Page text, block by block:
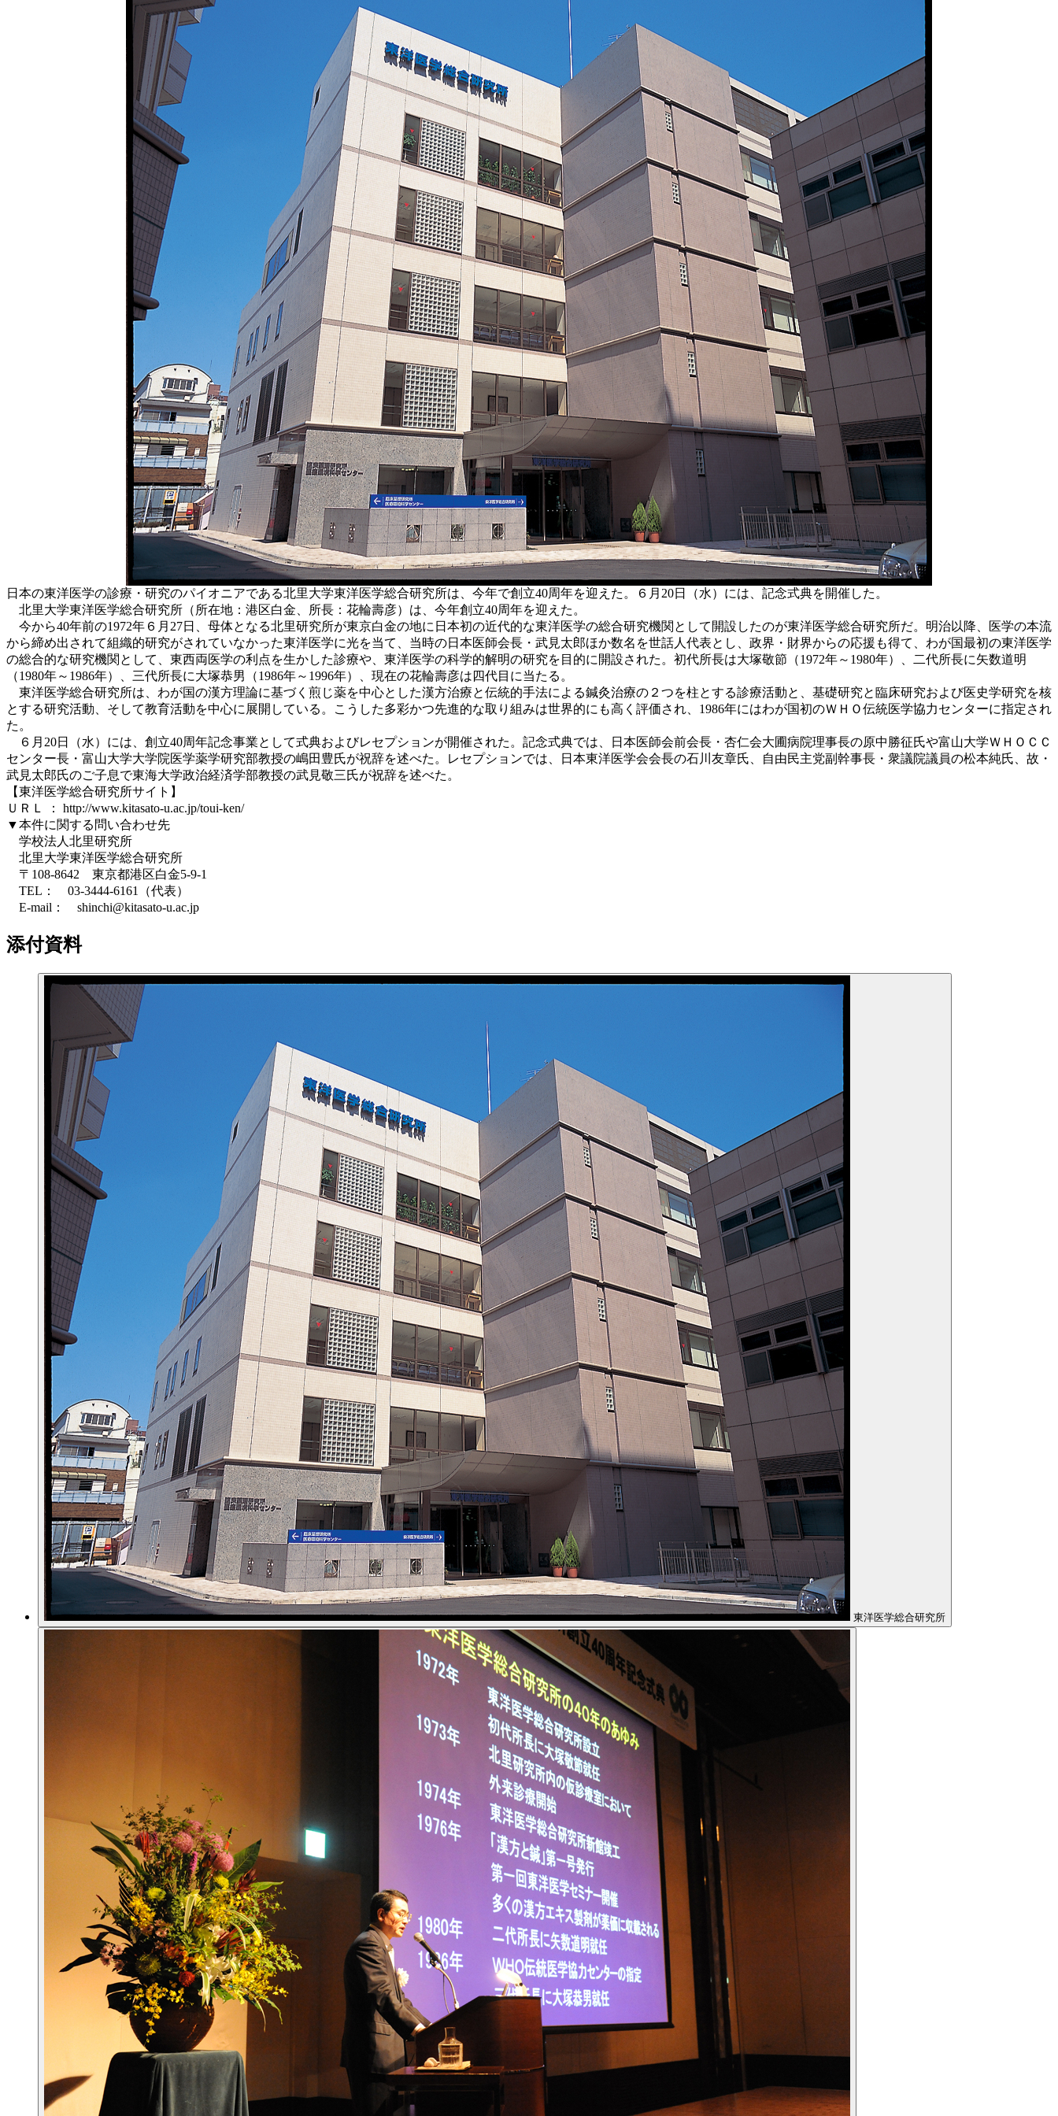
日本の東洋医学の診療・研究のパイオニアである北里大学東洋医学総合研究所は、今年で創立40周年を迎えた。６月20日（水）には、記念式典を開催した。
北里大学東洋医学総合研究所（所在地：港区白金、所長：花輪壽彦）は、今年創立40周年を迎えた。
今から40年前の1972年６月27日、母体となる北里研究所が東京白金の地に日本初の近代的な東洋医学の総合研究機関として開設したのが東洋医学総合研究所だ。明治以降、医学の本流
から締め出されて組織的研究がされていなかった東洋医学に光を当て、当時の日本医師会長・武見太郎ほか数名を世話人代表とし、政界・財界からの応援も得て、わが国最初の東洋医学
の総合的な研究機関として、東西両医学の利点を生かした診療や、東洋医学の科学的解明の研究を目的に開設された。初代所長は大塚敬節（1972年～1980年）、二代所長に矢数道明
（1980年～1986年）、三代所長に大塚恭男（1986年～1996年）、現在の花輪壽彦は四代目に当たる。
東洋医学総合研究所は、わが国の漢方理論に基づく煎じ薬を中心とした漢方治療と伝統的手法による鍼灸治療の２つを柱とする診療活動と、基礎研究と臨床研究および医史学研究を核
とする研究活動、そして教育活動を中心に展開している。こうした多彩かつ先進的な取り組みは世界的にも高く評価され、1986年にはわが国初のＷＨＯ伝統医学協力センターに指定され
た。
６月20日（水）には、創立40周年記念事業として式典およびレセプションが開催された。記念式典では、日本医師会前会長・杏仁会大圃病院理事長の原中勝征氏や富山大学ＷＨＯＣＣ
センター長・富山大学大学院医学薬学研究部教授の嶋田豊氏が祝辞を述べた。レセプションでは、日本東洋医学会会長の石川友章氏、自由民主党副幹事長・衆議院議員の松本純氏、故・
武見太郎氏のご子息で東海大学政治経済学部教授の武見敬三氏が祝辞を述べた。
【東洋医学総合研究所サイト】
ＵＲＬ ： http://www.kitasato-u.ac.jp/toui-ken/
▼本件に関する問い合わせ先
学校法人北里研究所
北里大学東洋医学総合研究所
〒108-8642 東京都港区白金5-9-1
TEL： 03-3444-6161（代表）
E-mail： shinchi@kitasato-u.ac.jp
添付資料
東洋医学総合研究所